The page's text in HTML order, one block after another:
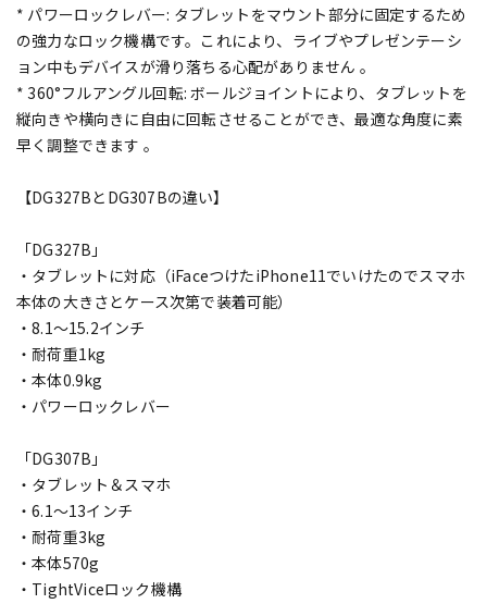
* パワーロックレバー: タブレットをマウント部分に固定するため
の強力なロック機構です。これにより、ライブやプレゼンテーシ
ョン中もデバイスが滑り落ちる心配がありません 。
* 360°フルアングル回転: ボールジョイントにより、タブレットを
縦向きや横向きに自由に回転させることができ、最適な角度に素
早く調整できます 。
【DG327BとDG307Bの違い】
「DG327B」
・タブレットに対応（iFaceつけたiPhone11でいけたのでスマホ
本体の大きさとケース次第で装着可能）
・8.1〜15.2インチ
・耐荷重1kg
・本体0.9kg
・パワーロックレバー
「DG307B」
・タブレット＆スマホ
・6.1〜13インチ
・耐荷重3kg
・本体570g
・TightViceロック機構